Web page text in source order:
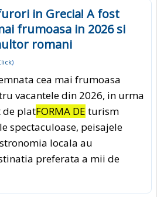
in Grecia! A fost
frumoasa in 2026 si
romani
)
cea mai frumoasa
vacantele din 2026, in urma
de platFORMA DE turism
spectaculoase, peisajele
locala au
preferata a mii de